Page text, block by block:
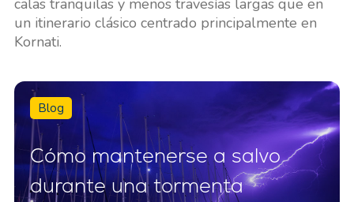
calas tranquilas y menos travesías largas que en
un itinerario clásico centrado principalmente en
Kornati.
Blog
Cómo mantenerse a salvo
durante una tormenta